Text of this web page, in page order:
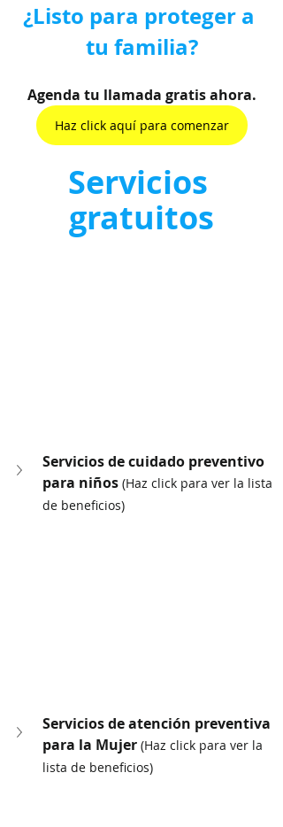
¿Listo para proteger a
tu familia?
Agenda tu llamada gratis ahora.
Haz click aquí para comenzar
Servicios
gratuitos
Servicios de cuidado preventivo
para niños (Haz click para ver la lista
de beneficios)
Servicios de atención preventiva
para la Mujer (Haz click para ver la
lista de beneficios)